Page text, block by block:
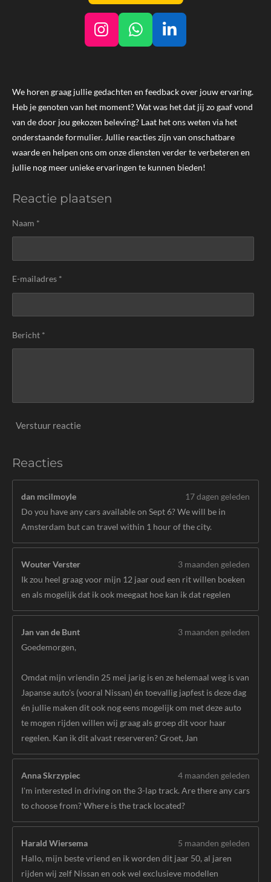
I
t
a
g
r
a
m
W
s
A
p
p
L
k
e
d
I
n
We horen graag jullie gedachten en feedback over jouw ervaring.
Heb je genoten van het moment? Wat was het dat jij zo gaaf vond
van de door jou gekozen beleving? Laat het ons weten via het
onderstaande formulier. Jullie reacties zijn van onschatbare
waarde en helpen ons om onze diensten verder te verbeteren en
jullie nog meer unieke ervaringen te kunnen bieden!
Reactie plaatsen
Naam *
E-mailadres *
Bericht *
Verstuur reactie
Reacties
dan mcilmoyle
17 dagen geleden
Do you have any cars available on Sept 6? We will be in
Amsterdam but can travel within 1 hour of the city.
Wouter Verster
3 maanden geleden
Ik zou heel graag voor mijn 12 jaar oud een rit willen boeken
en als mogelijk dat ik ook meegaat hoe kan ik dat regelen
Jan van de Bunt
3 maanden geleden
Goedemorgen,
Omdat mijn vriendin 25 mei jarig is en ze helemaal weg is van
Japanse auto's (vooral Nissan) én toevallig japfest is deze dag
én jullie maken dit ook nog eens mogelijk om met deze auto
te mogen rijden willen wij graag als groep dit voor haar
regelen. Kan ik dit alvast reserveren? Groet, Jan
Anna Skrzypiec
4 maanden geleden
I'm interested in driving on the 3-lap track. Are there any cars
to choose from? Where is the track located?
Harald Wiersema
5 maanden geleden
Hallo, mijn beste vriend en ik worden dit jaar 50, al jaren
rijden wij zelf Nissan en ook wel exclusieve modellen